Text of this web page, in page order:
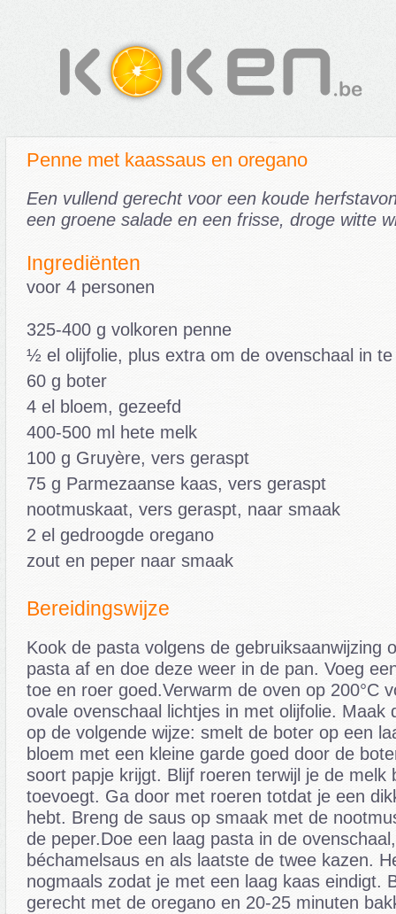
Penne met kaassaus en oregano
Een vullend gerecht voor een koude
een groene salade en een frisse, droge witte
Ingrediënten
voor 4 personen
325-400 g volkoren penne
½ el olijfolie, plus extra om de ovenschaal in
60 g boter
4 el bloem, gezeefd
400-500 ml hete melk
100 g Gruyère, vers geraspt
75 g Parmezaanse kaas, vers geraspt
nootmuskaat, vers geraspt, naar smaak
2 el gedroogde oregano
zout en peper naar smaak
Bereidingswijze
Kook de pasta volgens de gebruiksaanwijzing
pasta af en doe deze weer in de pan. Voeg
toe en roer goed.Verwarm de oven op 200°C
ovale ovenschaal lichtjes in met olijfolie. Maak
op de volgende wijze: smelt de boter op een
bloem met een kleine garde goed door de
soort papje krijgt. Blijf roeren terwijl je de melk
toevoegt. Ga door met roeren totdat je een
hebt. Breng de saus op smaak met de
de peper.Doe een laag pasta in de
béchamelsaus en als laatste de twee kazen.
nogmaals zodat je met een laag kaas eindigt.
gerecht met de oregano en 20-25 minuten